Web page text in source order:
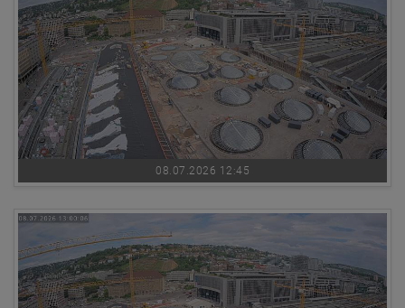
08.07.2026 12:45